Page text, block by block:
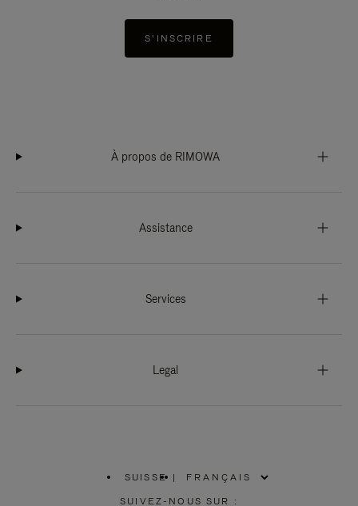
S'INSCRIRE
À propos de RIMOWA
Assistance
Services
Legal
SUISSE
SÉLECTIONNEZ
|
SUIVEZ-NOUS SUR :